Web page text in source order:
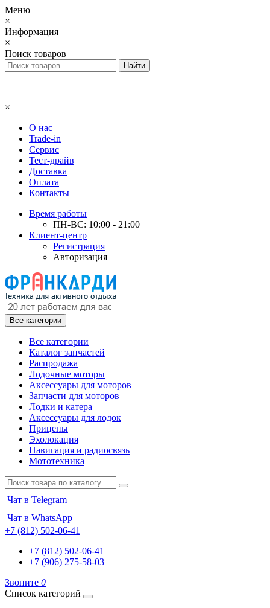
Меню
×
Информация
×
Поиск товаров
×
О нас
Trade-in
Сервис
Тест-драйв
Доставка
Оплата
Контакты
Время работы
ПН-ВС: 10:00 - 21:00
Клиент-центр
Регистрация
Авторизация
Все категории
Все категории
Каталог запчастей
Распродажа
Лодочные моторы
Аксессуары для моторов
Запчасти для моторов
Лодки и катера
Аксессуары для лодок
Прицепы
Эхолокация
Навигация и радиосвязь
Мототехника
Чат в Telegram
Чат в WhatsApp
+7 (812) 502-06-41
+7 (812) 502-06-41
+7 (906) 275-58-03
Звоните 0
Список категорий